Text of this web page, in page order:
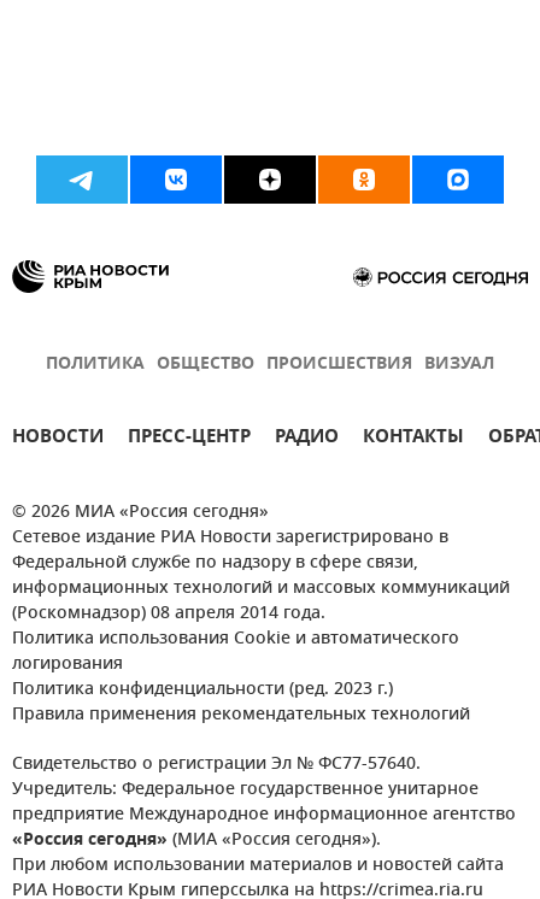
ПОЛИТИКА ОБЩЕСТВО ПРОИСШЕСТВИЯ ВИЗУАЛ
НОВОСТИ ПРЕСС-ЦЕНТР РАДИО КОНТАКТЫ
© 2026 МИА «Россия сегодня»
Сетевое издание РИА Новости зарегистрировано в
Федеральной службе по надзору в сфере связи,
информационных технологий и массовых коммуникаций
(Роскомнадзор) 08 апреля 2014 года.
Политика использования Cookie и автоматического
логирования
Политика конфиденциальности (ред. 2023 г.)
Правила применения рекомендательных технологий
Свидетельство о регистрации Эл № ФС77-57640.
Учредитель: Федеральное государственное унитарное
предприятие Международное информационное агентство
«Россия сегодня» (МИА «Россия сегодня»).
При любом использовании материалов и новостей сайта
РИА Новости Крым гиперссылка на https://crimea.ria.ru